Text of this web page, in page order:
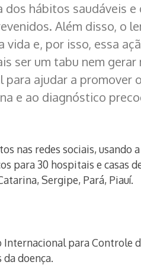
dos hábitos saudáveis
Além disso, o
e, por isso, essa
ser um tabu nem
ajudar a
e ao diagnóstico
nas redes sociais, usando
30 hospitais e casas
Sergipe, Pará, Piauí.
para
doença.